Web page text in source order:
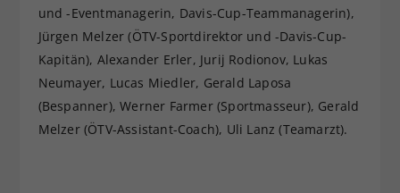
und -Eventmanagerin, Davis-Cup-Teammanagerin),
Jürgen Melzer (ÖTV-Sportdirektor und -Davis-Cup-
Kapitän), Alexander Erler, Jurij Rodionov, Lukas
Neumayer, Lucas Miedler, Gerald Laposa
(Bespanner), Werner Farmer (Sportmasseur), Gerald
Melzer (ÖTV-Assistant-Coach), Uli Lanz (Teamarzt).